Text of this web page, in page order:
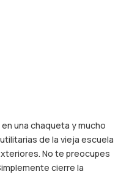
una chaqueta y mucho
de la vieja escuela
No te preocupes
cierre la